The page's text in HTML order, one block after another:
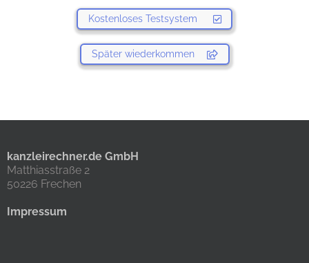
Kostenloses Testsystem
Später wiederkommen
kanzleirechner.de GmbH
Matthiasstraße 2
50226 Frechen
Impressum